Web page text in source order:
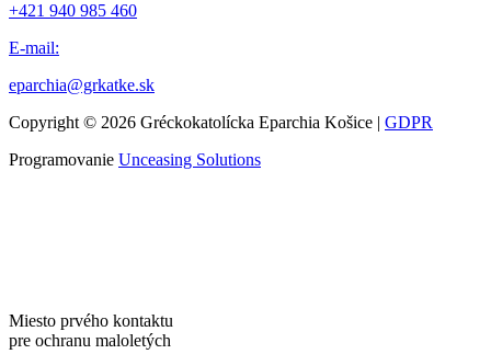
+421 940 985 460
E-mail:
eparchia@grkatke.sk
Copyright © 2026 Gréckokatolícka Eparchia Košice | GDPR
Programovanie Unceasing Solutions
Miesto prvého kontaktu
pre ochranu maloletých